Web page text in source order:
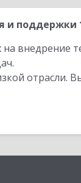
поддержки
отрасли.